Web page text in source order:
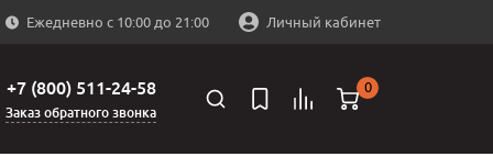
Ежедневно с 10:00 до 21:00 Личный кабинет
+7 (800) 511-24-58
Заказ обратного звонка
0